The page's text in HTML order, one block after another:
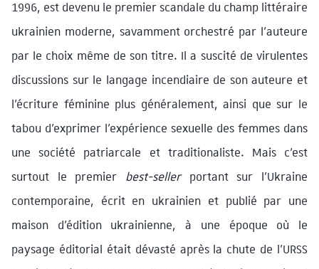
1996, est devenu le premier scandale du champ littéraire
ukrainien moderne, savamment orchestré par l’auteure
par le choix même de son titre. Il a suscité de virulentes
discussions sur le langage incendiaire de son auteure et
l’écriture féminine plus généralement, ainsi que sur le
tabou d’exprimer l’expérience sexuelle des femmes dans
une société patriarcale et traditionaliste. Mais c’est
surtout le premier best-sellerportant sur l’Ukraine
contemporaine, écrit en ukrainien et publié par une
maison d’édition ukrainienne, à une époque où le
paysage éditorial était dévasté après la chute de l’URSS